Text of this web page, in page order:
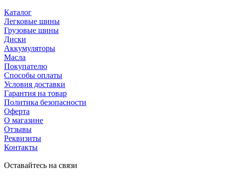
Каталог
Легковые шины
Грузовые шины
Диски
Аккумуляторы
Масла
Покупателю
Способы оплаты
Условия доставки
Гарантия на товар
Политика безопасности
Оферта
О магазине
Отзывы
Реквизиты
Контакты
Оставайтесь на связи